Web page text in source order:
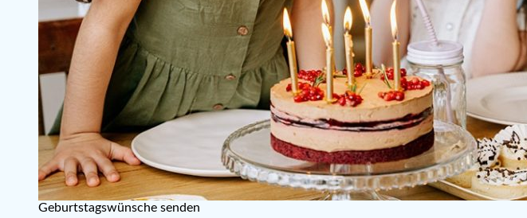
Geburtstagswünsche senden